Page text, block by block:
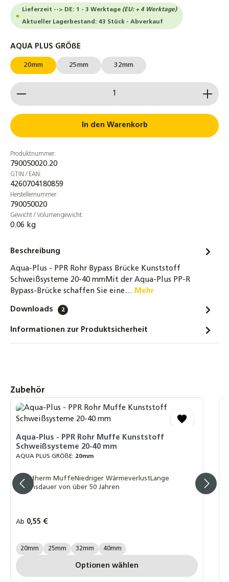
Lieferzeit --> DE: 1 - 3 Werktage (EU: + 4 Werktage)
Aktueller Lagerbestand: 43 Stück - Abverkauf
AQUA PLUS GRÖßE
20mm 25mm 32mm
Produkt Anzahl: Gib den gewünschten Wert ein
In den Warenkorb
Produktnummer:
790050020.20
GTIN / EAN:
4260704180859
Herstellernummer:
790050020
Gewicht / Volumengewicht:
0.06 kg
Beschreibung
Aqua-Plus - PPR Rohr Bypass Brücke Kunststoff
Schweißsysteme 20-40 mmMit der Aqua-Plus PP-R
Bypass-Brücke schaffen Sie eine… Mehr
Downloads 2
Informationen zur Produktsicherheit
Produktgalerie überspringen
Zubehör
Aqua-Plus - PPR Rohr Muffe Kunststoff
Schweißsysteme 20-40 mm
AQUA PLUS GRÖßE: 20mm
Fusiotherm MuffeNiedriger WärmeverlustLange
Lebensdauer von über 50 Jahren
Regulärer Preis:
Ab 0,55 €
AQUA PLUS GRÖßE:
20mm 25mm 32mm 40mm
Optionen wählen